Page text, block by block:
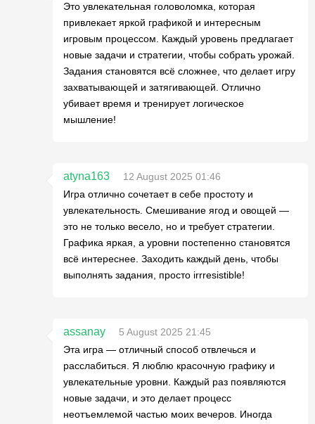
Это увлекательная головоломка, которая
привлекает яркой графикой и интересным
игровым процессом. Каждый уровень предлагает
новые задачи и стратегии, чтобы собрать урожай.
Задания становятся всё сложнее, что делает игру
захватывающей и затягивающей. Отлично
убивает время и тренирует логическое
мышление!
atyna163
12 August 2025 01:46
Игра отлично сочетает в себе простоту и
увлекательность. Смешивание ягод и овощей —
это не только весело, но и требует стратегии.
Графика яркая, а уровни постепенно становятся
всё интереснее. Заходить каждый день, чтобы
выполнять задания, просто irrresistible!
assanay
5 August 2025 21:45
Эта игра — отличный способ отвлечься и
расслабиться. Я люблю красочную графику и
увлекательные уровни. Каждый раз появляются
новые задачи, и это делает процесс
неотъемлемой частью моих вечеров. Иногда